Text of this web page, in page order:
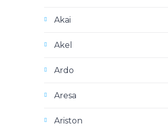
Akai
Akel
Ardo
Aresa
Ariston